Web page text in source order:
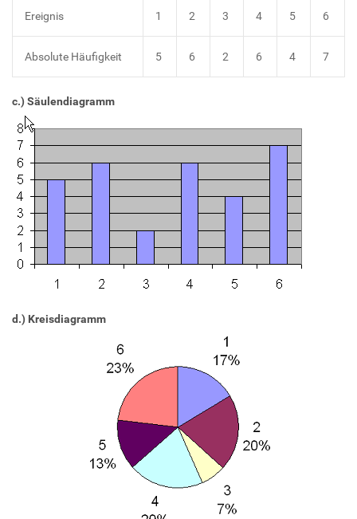
Ereignis 1 2 3 4 5 6
Absolute Häufigkeit 5 6 2 6 4 7
c.) Säulendiagramm
d.) Kreisdiagramm